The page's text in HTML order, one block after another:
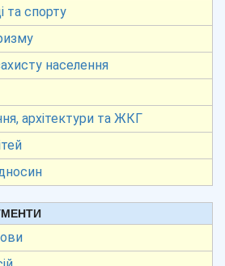
та спорту
населення
архітектури та ЖКГ